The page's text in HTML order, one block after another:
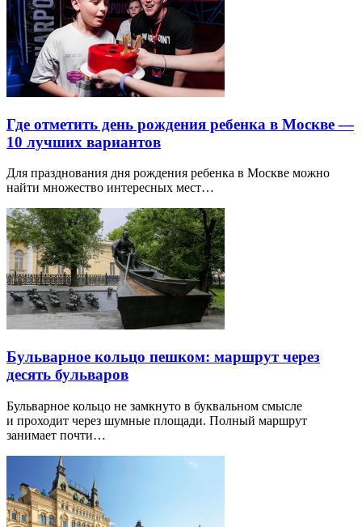
Где отметить день рождения ребенка в Москве —
10 лучших вариантов
Для празднования дня рождения ребенка в Москве можно
найти множество интересных мест…
Бульварное кольцо пешком: маршрут через
десять бульваров
Бульварное кольцо не замкнуто в буквальном смысле
и проходит через шумные площади. Полный маршрут
занимает почти…